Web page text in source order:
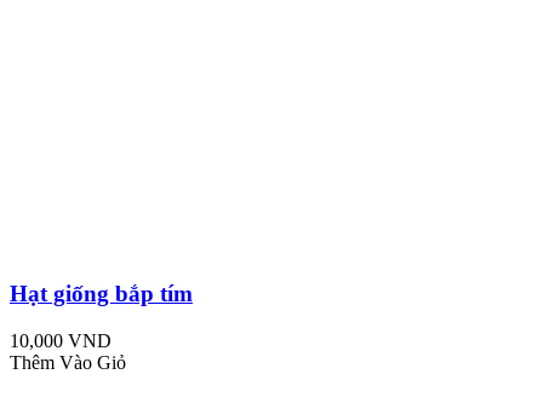
Hạt giống bắp tím
10,000 VND
Thêm Vào Giỏ